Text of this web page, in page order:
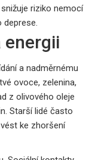
riziko nemocí
deprese.
energii
a nadměrnému
ovoce, zelenina,
z olivového oleje
Starší lidé často
ke zhoršení